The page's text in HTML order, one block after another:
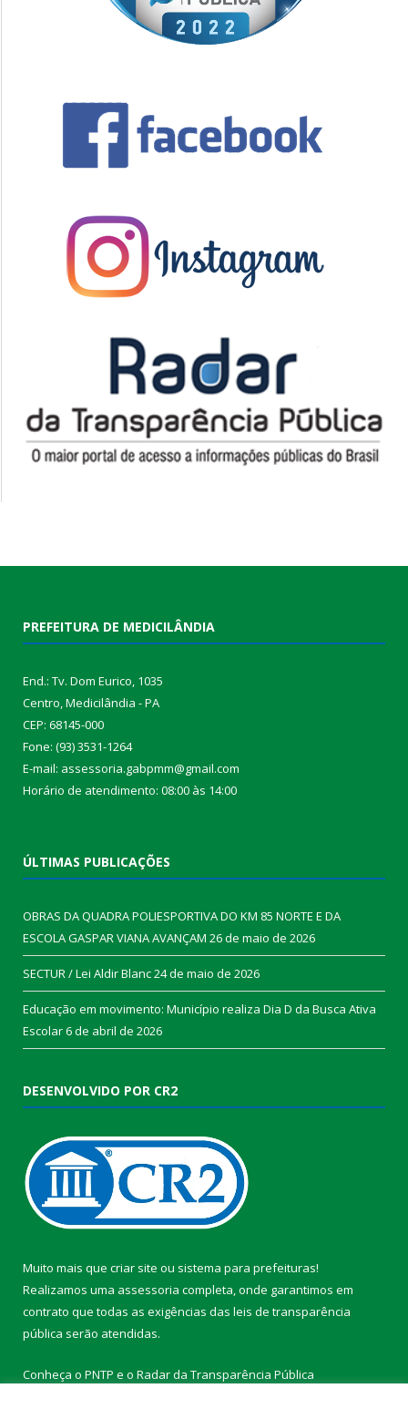
PREFEITURA DE MEDICILÂNDIA
End.: Tv. Dom Eurico, 1035
Centro, Medicilândia - PA
CEP: 68145-000
Fone: (93) 3531-1264
E-mail: assessoria.gabpmm@gmail.com
Horário de atendimento: 08:00 às 14:00
ÚLTIMAS PUBLICAÇÕES
OBRAS DA QUADRA POLIESPORTIVA DO KM 85 NORTE E DA
ESCOLA GASPAR VIANA AVANÇAM 26 de maio de 2026
SECTUR / Lei Aldir Blanc24 de maio de 2026
Educação em movimento: Município realiza Dia D da Busca Ativa
Escolar6 de abril de 2026
DESENVOLVIDO POR CR2
Muito mais que criar site ou sistema para prefeituras!
Realizamos uma assessoria completa, onde garantimos em
contrato que todas as exigências das leis de transparência
pública serão atendidas.
Conheça o PNTP e o Radar da Transparência Pública